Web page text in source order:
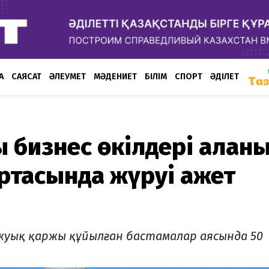
САЯСАТ ӘЛЕУМЕТ МӘДЕНИЕТ БІЛІМ СПОРТ ӘДІЛЕТ
бизнес өкілдері
жүруі қажет
қаржы құйылған бастамалар аясында 50